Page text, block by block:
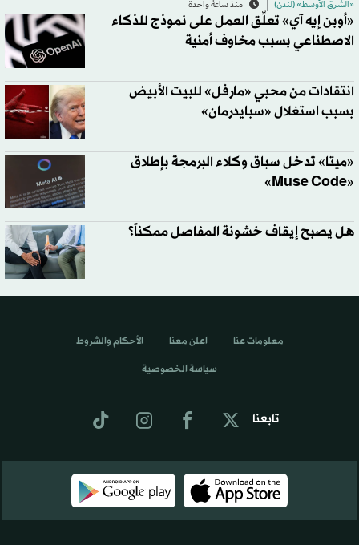
«الشرق الأوسط» (لندن) منذ ساعة واحدة
«أوبن إيه آي» تعلِّق العمل على نموذج للذكاء
الاصطناعي بسبب مخاوف أمنية
انتقادات من محبي «مارفل» للبيت الأبيض
بسبب استغلال «سبايدرمان»
«ميتا» تدخل سباق وكلاء البرمجة بإطلاق
«Muse Code»
هل يصبح إيقاف خشونة المفاصل ممكناً؟
تابعنا
معلومات عنا اعلن معنا الأحكام والشروط
سياسة الخصوصية